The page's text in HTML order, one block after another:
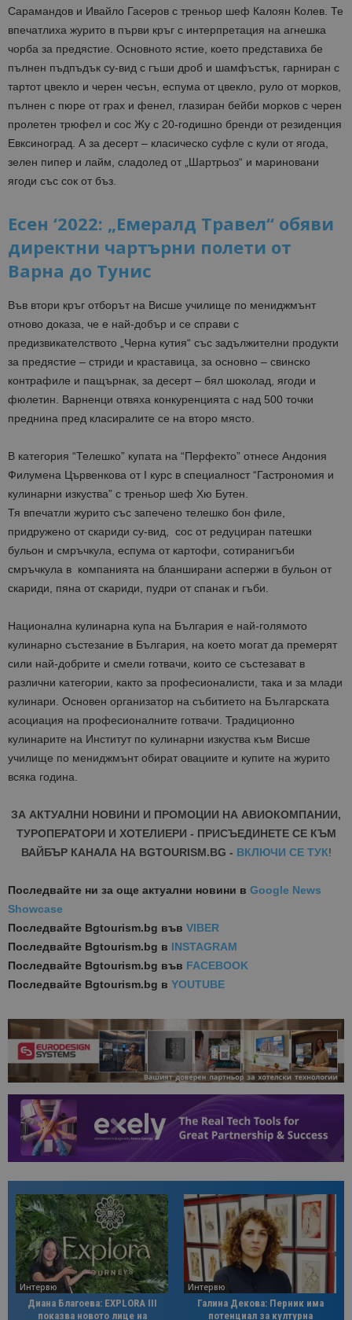
Сарамандов и Ивайло Гасеров с треньор шеф Калоян Колев. Те
впечатлиха журито в първи кръг с интерпретация на агнешка
чорба за предястие. Основното ястие, което представиха бе
пълнен пъдпъдък су-вид с гъши дроб и шамфъстък, гарниран с
тартот цвекло и черен чесън, еспума от цвекло, руло от морков,
пълнен с пюре от грах и фенел, глазиран бейби морков с черен
пролетен трюфел и сос Жу с 20-годишно бренди от резиденция
Евксиноград. А за десерт – класическо суфле с кули от ягода,
зелен пипер и лайм, сладолед от „Шартрьоз“ и мариновани
ягоди със сок от бъз.
Есен ‘2022: „Емералд Травел“ обяви
директни чартърни полети от
Варна до Тунис
Във втори кръг отборът на Висше училище по мениджмънт
отново доказа, че е най-добър и се справи с
предизвикателството „Черна кутия“ със задължителни продукти
за предястие – стриди и краставица, за основно – свинско
контрафиле и пащърнак, за десерт – бял шоколад, ягоди и
фюлетин. Варненци отвяха конкуренцията с над 500 точки
преднина пред класиралите се на второ място.
В категория “Телешко” купата на “Перфекто” отнесе Андония
Филумена Цървенкова от I курс в специалност “Гастрономия и
кулинарни изкуства” с треньор шеф Хю Бутен.
Тя впечатли журито със запечено телешко бон филе,
придружено от скариди су-вид, сос от редуциран патешки
бульон и смръчкула, еспума от картофи, сотиранигъби
смръчкула в компанията на бланширани аспержи в бульон от
скариди, пяна от скариди, пудри от спанак и гъби.
Национална кулинарна купа на България е най-голямото
кулинарно състезание в България, на което могат да премерят
сили най-добрите и смели готвачи, които се състезават в
различни категории, както за професионалисти, така и за млади
кулинари. Основен организатор на събитието на Българската
асоциация на професионалните готвачи. Традиционно
кулинарите на Институт по кулинарни изкуства към Висше
училище по мениджмънт обират овациите и купите на журито
всяка година.
ЗА АКТУАЛНИ НОВИНИ И ПРОМОЦИИ НА АВИОКОМПАНИИ,
ТУРОПЕРАТОРИ И ХОТЕЛИЕРИ - ПРИСЪЕДИНЕТЕ СЕ КЪМ
ВАЙБЪР КАНАЛА НА BGTOURISM.BG - ВКЛЮЧИ СЕ ТУК!
Последвайте ни за още актуални новини в Google News
Showcase
Последвайте Bgtourism.bg във VIBER
Последвайте Bgtourism.bg в INSTAGRAM
Последвайте Bgtourism.bg във FACEBOOK
Последвайте Bgtourism.bg в YOUTUBE
Интервю
Диана Благоева: EXPLORA III
показва новото лице на
Интервю
Галина Декова: Перник има
потенциал за културна